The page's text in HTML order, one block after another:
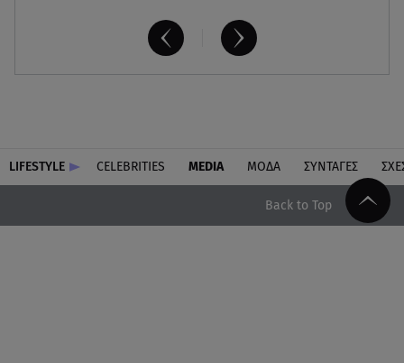
LIFESTYLE CELEBRITIES MEDIA ΜΟΔΑ ΣΥΝΤΑΓΕΣ
Back to Top